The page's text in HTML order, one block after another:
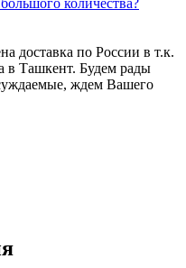
доставка по России в т.к.
в Ташкент. Будем рады
ждем Вашего